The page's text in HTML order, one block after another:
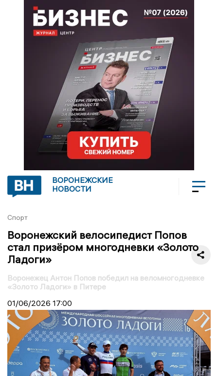
ВОРОНЕЖСКИЕ
НОВОСТИ
Спорт
Воронежский велосипедист Попов
стал призёром многодневки «Золото
Ладоги»
Воронежец Антон Попов победил на веломногодневке
«Золото Ладоги» в Питере
01/06/2026 17:00